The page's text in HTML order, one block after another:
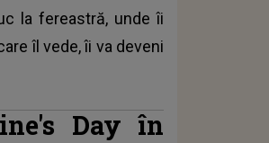
la fereastră, unde îi
îl vede, îi va deveni
Day în